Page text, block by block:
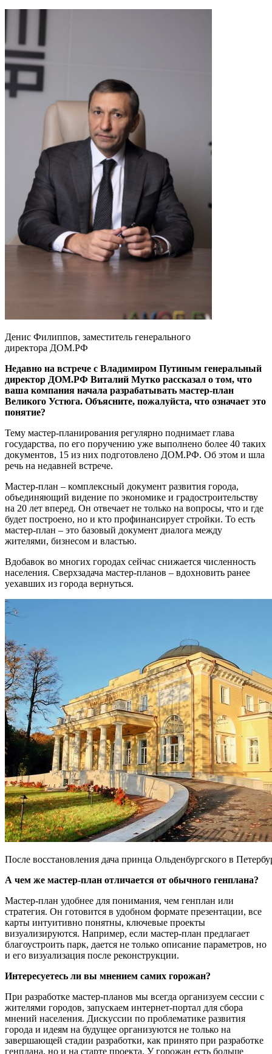
Денис Филиппов, заместитель генерального
директора ДОМ.РФ
Недавно на встрече с Владимиром Путиным генеральный
директор ДОМ.РФ Виталий Мутко рассказал о том, что
ваша компания начала разрабатывать мастер-план
Великого Устюга. Объясните, пожалуйста, что означает это
понятие?
Тему мастер-планирования регулярно поднимает глава
государства, по его поручению уже выполнено более 40 таких
документов, 15 из них подготовлено ДОМ.РФ. Об этом и шла
речь на недавней встрече.
Мастер-план – комплексный документ развития города,
объединяющий видение по экономике и градостроительству
на 20 лет вперед. Он отвечает не только на вопросы, что и где
будет построено, но и кто профинансирует стройки. То есть
мастер-план – это базовый документ диалога между
жителями, бизнесом и властью.
Вдобавок во многих городах сейчас снижается численность
населения. Сверхзадача мастер-планов – вдохновить ранее
уехавших из города вернуться.
После восстановления дача принца Ольденбургского в
А чем же мастер-план отличается от обычного генплана?
Мастер-план удобнее для понимания, чем генплан или
стратегия. Он готовится в удобном формате презентации, все
карты интуитивно понятны, ключевые проекты
визуализируются. Например, если мастер-план предлагает
благоустроить парк, дается не только описание параметров, но
и его визуализация после реконструкции.
Интересуетесь ли вы мнением самих горожан?
При разработке мастер-планов мы всегда организуем сессии с
жителями городов, запускаем интернет-портал для сбора
мнений населения. Дискуссии по проблематике развития
города и идеям на будущее организуются не только на
завершающей стадии разработки, как принято при разработке
генплана, но и на старте проекта. У горожан есть больше